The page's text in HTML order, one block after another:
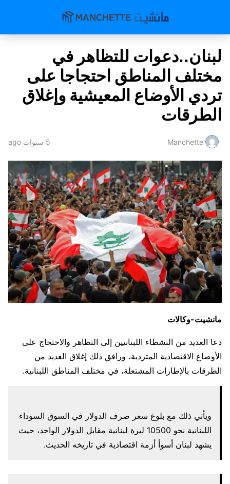
لبنان..دعوات للتظاهر في
مختلف المناطق احتجاجا على
تردي الأوضاع المعيشية وإغلاق
الطرقات
Manchette 5 سنوات ago
مانشيت-وكالات
دعا العديد من النشطاء اللبنانيين إلى التظاهر والاحتجاج على
الأوضاع الاقتصادية المتردية، ورافق ذلك إغلاق العديد من
الطرقات بالإطارات المشتعلة، في مختلف المناطق اللبنانية.
ويأتي ذلك مع بلوغ سعر صرف الدولار في السوق السوداء
اللبنانية نحو 10500 ليرة لبنانية مقابل الدولار الواحد، حيث
يشهد لبنان أسوأ أزمة اقتصادية في تاريخه الحديث.